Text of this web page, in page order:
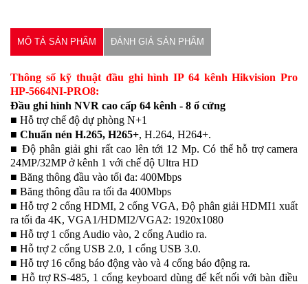
MÔ TẢ SẢN PHẨM ĐÁNH GIÁ SẢN PHẨM
Thông số kỹ thuật đầu ghi hình IP 64 kênh Hikvision Pro
HP-5664NI-PRO8:
Đầu ghi hình NVR cao cấp 64 kênh - 8 ổ cứng
■ Hỗ trợ chế độ dự phòng N+1
■ Chuẩn nén H.265, H265+, H.264, H264+.
■ Độ phân giải ghi rất cao lên tới 12 Mp. Có thể hỗ trợ camera
24MP/32MP ở kênh 1 với chế độ Ultra HD
■ Băng thông đầu vào tối đa: 400Mbps
■ Băng thông đầu ra tối đa 400Mbps
■ Hỗ trợ 2 cổng HDMI, 2 cổng VGA, Độ phân giải HDMI1 xuất
ra tối đa 4K, VGA1/HDMI2/VGA2: 1920x1080
■ Hỗ trợ 1 cổng Audio vào, 2 cổng Audio ra.
■ Hỗ trợ 2 cổng USB 2.0, 1 cổng USB 3.0.
■ Hỗ trợ 16 cổng báo động vào và 4 cổng báo động ra.
■ Hỗ trợ RS-485, 1 cổng keyboard dùng để kết nối với bàn điều